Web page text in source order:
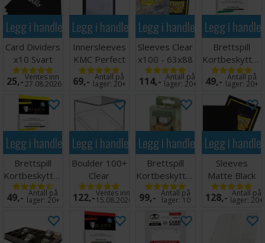
Legg i handlekurven
Card Dividers
x10 Svart
25,-Ventes inn
27.08.2026
Legg i handlekurven
Innersleeves
KMC Perfect
Fit x100
64x89
69,- Antall på
lager:20+
Legg i handlekurven
Sleeves Clear
x100 - 63x88
m/box
114,- Antall på
lager:20+
Legg i
Brettspill
55 stk 57x89
49,- Antall på
lager:20+
Legg i handlekurven
Brettspill
Kortbeskyttere
55 stk 41x63
49,- Antall på
lager:20+
Legg i handlekurven
Boulder 100+
Clear
Transparent
122,-Ventes inn
15.08.2026
Legg i handlekurven
Brettspill
Kortbeskyttere
x100 57x89
99,- Antall på
lager: 10
Legg i
Sleeves
Matte Black
x100 66x91
128,- Antall på
lager:20+